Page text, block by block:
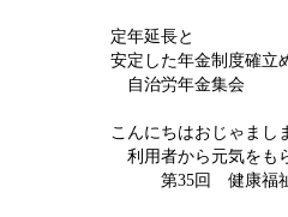
定年延長と
安定した年金制度確立
自治労年金集会
こんにちはおじゃまし
利用者から元気をも
第35回 健康福祉